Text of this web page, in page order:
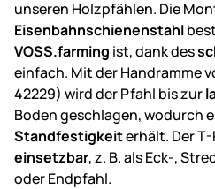
unseren Holzpfählen. Die
Eisenbahnschienenstahl
VOSS.farming ist, dank des
einfach. Mit der Handramme
42229) wird der Pfahl bis zur
Boden geschlagen, wodurch
Standfestigkeiterhält. Der
einsetzbar, z. B. als Eck-,
oder Endpfahl.